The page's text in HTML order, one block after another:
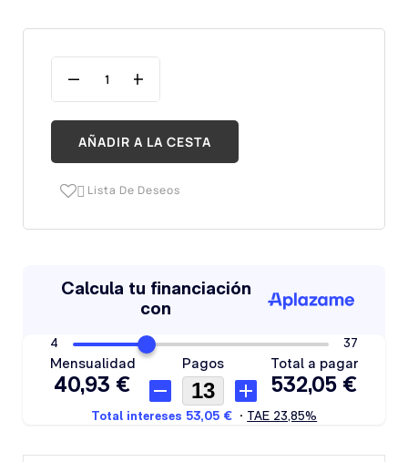
AÑADIR A LA CESTA
 Lista De Deseos